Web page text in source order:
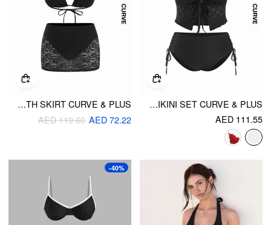
POINTELLE SWEETHEART CRISS-CROSS FULL COVERAGE BIKINI SET CURVE & PLUS
AED 111.55
LACE HALTER NECKLINE TRIANGLE MID RISE BIKINI SET WITH SKIRT CURVE & PLUS
AED 72.22
AED 119.60
-40%